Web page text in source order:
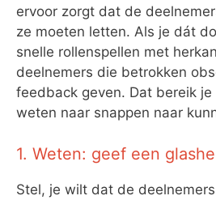
ervoor zorgt dat de
ze moeten letten. Als je dát
snelle rollenspellen met
deelnemers die betrokken
feedback geven. Dat bereik
weten naar snappen naar
1. Weten: geef een
Stel, je wilt dat de